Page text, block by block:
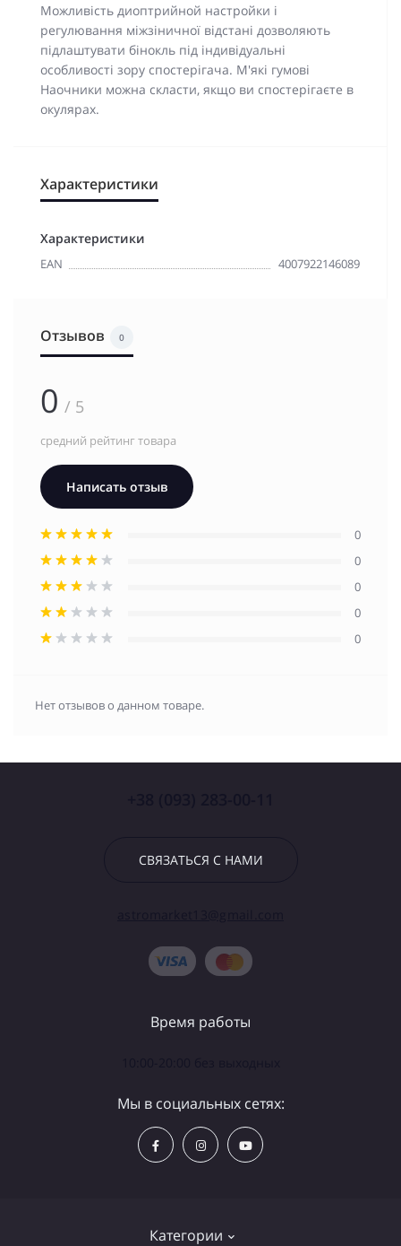
Можливість диоптрийной настройки і
регулювання міжзіничної відстані дозволяють
підлаштувати бінокль під індивідуальні
особливості зору спостерігача. М'які гумові
Наочники можна скласти, якщо ви спостерігаєте в
окулярах.
Характеристики
Характеристики
EAN 4007922146089
Отзывов 0
0 / 5
средний рейтинг товара
Написать отзыв
0
0
0
0
0
Нет отзывов о данном товаре.
СВЯЗАТЬСЯ С НАМИ
Категории
Время работы
Мы в социальных сетях: